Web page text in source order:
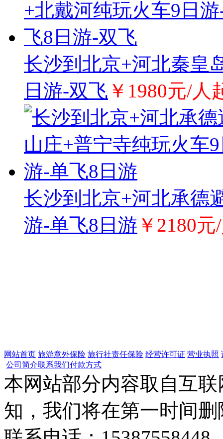
长沙到北京+河北秦皇
日游-双飞 ￥1980元/人
长沙到北京+河北承德
游-单飞8日游 ￥2180
网站首页 旅游意外保险 旅行社责任保险 经营许可证 营业执照
公司简介联系我们付款方式
本网站部分内容取自互
知，我们将在第一时间